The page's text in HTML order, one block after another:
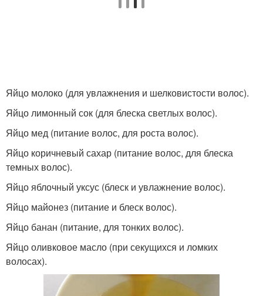
Яйцо молоко (для увлажнения и шелковистости волос).
Яйцо лимонный сок (для блеска светлых волос).
Яйцо мед (питание волос, для роста волос).
Яйцо коричневый сахар (питание волос, для блеска
темных волос).
Яйцо яблочный уксус (блеск и увлажнение волос).
Яйцо майонез (питание и блеск волос).
Яйцо банан (питание, для тонких волос).
Яйцо оливковое масло (при секущихся и ломких
волосах).